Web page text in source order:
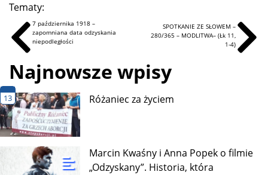
Tematy:
7 października 1918 –
zapomniana data odzyskania
niepodległości
SPOTKANIE ZE SŁOWEM –
280/365 – MODLITWA– (Łk 11,
1-4)
Najnowsze wpisy
13 Różaniec za życiem
Marcin Kwaśny i Anna Popek o filmie
„Odzyskany”. Historia, która